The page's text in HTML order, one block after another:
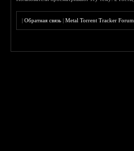
|Обратная связь |Metal Torrent Tracker Forum